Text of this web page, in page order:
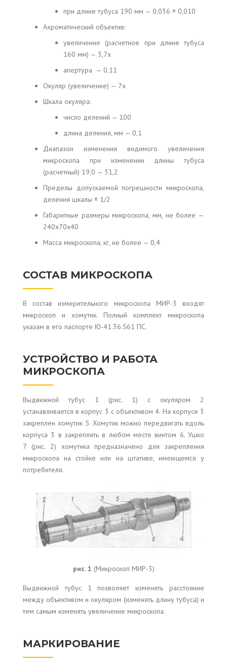
при длине тубуса 190 мм — 0,036 ± 0,010
Ахроматический объектив:
увеличение (расчетное при длине тубуса
160 мм) — 3,7x
апертура — 0,11
Окуляр (увеличение) — 7x
Шкала окуляра:
число делений — 100
длина деления, мм — 0,1
Диапазон изменения видимого увеличения
микроскопа при изменении длины тубуса
(расчетный) 19,0 — 31,2
Пределы допускаемой погрешности микроскопа,
деления шкалы ± 1/2
Габаритные размеры микроскопа, мм, не более —
240x70x40
Масса микроскопа, кг, не более — 0,4
СОСТАВ МИКРОСКОПА
В состав измерительного микроскопа МИР-3 входят
микроскоп и хомутик. Полный комплект микроскопа
указам в его паспорте Ю-41.36.561 ПС.
УСТРОЙСТВО И РАБОТА
МИКРОСКОПА
Выдвижной тубус 1 (рис. 1) с окуляром 2
устанавливается в корпус 3 с объективом 4. На корпусе 3
закреплен хомутик 5. Хомутик можно передвигать вдоль
корпуса 3 в закреплять в любом месте винтом 6. Ушко
7 (рис. 2) хомутика предназначено для закрепления
микроскопа на стойке или на штативе, имеющемся у
потребителя.
рис. 1 (Микроскоп МИР-3)
Выдвижной тубус 1 позволяет изменять расстояние
между объективом и окуляром (изменять длину тубуса) и
тем самым изменять увеличение микроскопа.
МАРКИРОВАНИЕ